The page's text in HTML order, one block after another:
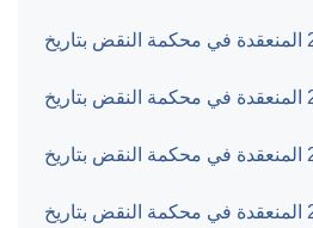
القضية رقم ‎1105‏/‎2023‏ المنعقدة في محكمة النقض بتاريخ
القضية رقم ‎1111‏/‎2023‏ المنعقدة في محكمة النقض بتاريخ
القضية رقم ‎1031‏/‎2023‏ المنعقدة في محكمة النقض بتاريخ
القضية رقم ‎1004‏/‎2023‏ المنعقدة في محكمة النقض بتاريخ